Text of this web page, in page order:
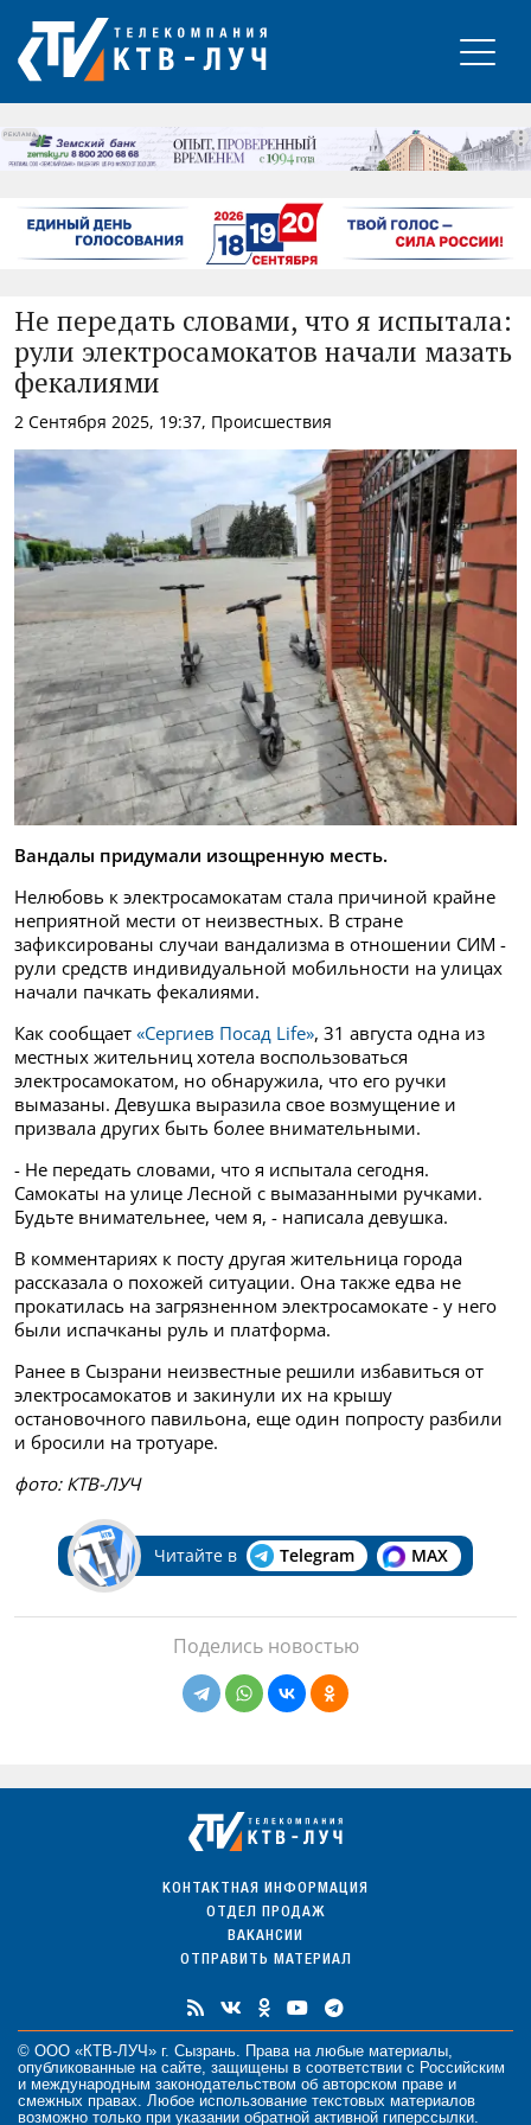
РЕКЛАМА
Не передать словами, что я испытала:
рули электросамокатов начали мазать
фекалиями
2 Сентября 2025, 19:37, Происшествия
Вандалы придумали изощренную месть.
Нелюбовь к электросамокатам стала причиной крайне
неприятной мести от неизвестных. В стране
зафиксированы случаи вандализма в отношении СИМ -
рули средств индивидуальной мобильности на улицах
начали пачкать фекалиями.
Как сообщает «Сергиев Посад Life», 31 августа одна из
местных жительниц хотела воспользоваться
электросамокатом, но обнаружила, что его ручки
вымазаны. Девушка выразила свое возмущение и
призвала других быть более внимательными.
- Не передать словами, что я испытала сегодня.
Самокаты на улице Лесной с вымазанными ручками.
Будьте внимательнее, чем я, - написала девушка.
В комментариях к посту другая жительница города
рассказала о похожей ситуации. Она также едва не
прокатилась на загрязненном электросамокате - у него
были испачканы руль и платформа.
Ранее в Сызрани неизвестные решили избавиться от
электросамокатов и закинули их на крышу
остановочного павильона, еще один попросту разбили
и бросили на тротуаре.
фото: КТВ-ЛУЧ
Читайте в Telegram MAX
Поделись новостью
КОНТАКТНАЯ ИНФОРМАЦИЯ
ОТДЕЛ ПРОДАЖ
ВАКАНСИИ
ОТПРАВИТЬ МАТЕРИАЛ
© ООО «КТВ-ЛУЧ» г. Сызрань. Права на любые материалы,
опубликованные на сайте, защищены в соответствии с Российским
и международным законодательством об авторском праве и
смежных правах. Любое использование текстовых материалов
возможно только при указании обратной активной гиперссылки.